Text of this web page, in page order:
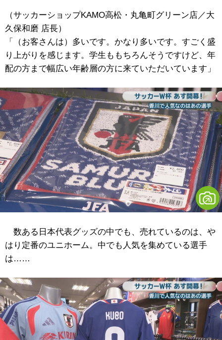
（サッカーショップKAMO高松・丸亀町グリーン店／大
久保和磨 店長）
「（お客さんは）多いです。かなり多いです。すごく盛
り上がりを感じます。学生ももちろんそうですけど、年
配の方まで幅広い年齢層の方に来ていただいています」
数ある日本代表グッズの中でも、売れているのは、や
はり定番のユニホーム。中でも人気を集めている選手
は……